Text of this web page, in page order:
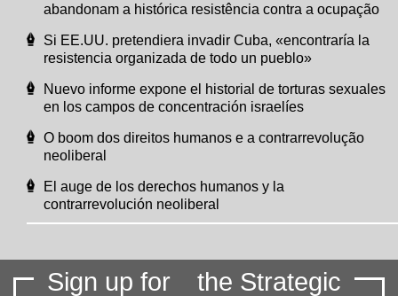
abandonam a histórica resistência contra a ocupação
Si EE.UU. pretendiera invadir Cuba, «encontraría la
resistencia organizada de todo un pueblo»
Nuevo informe expone el historial de torturas sexuales
en los campos de concentración israelíes
O boom dos direitos humanos e a contrarrevolução
neoliberal
El auge de los derechos humanos y la
contrarrevolución neoliberal
Sign up for
the Strategic